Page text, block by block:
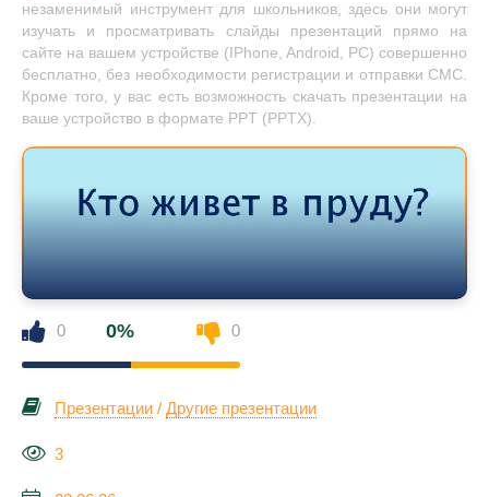
незаменимый инструмент для школьников, здесь они могут
изучать и просматривать слайды презентаций прямо на
сайте на вашем устройстве (IPhone, Android, PC) совершенно
бесплатно, без необходимости регистрации и отправки СМС.
Кроме того, у вас есть возможность скачать презентации на
ваше устройство в формате PPT (PPTX).
0 0% 0
Презентации / Другие презентации
3